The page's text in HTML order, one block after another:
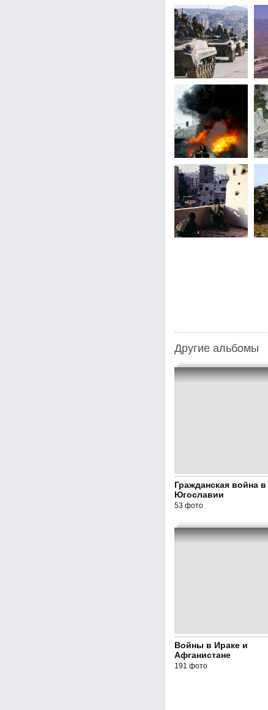
Другие альбомы
Гражданская война в
Югославии
53 фото
Войны в Ираке и
Афганистане
191 фото